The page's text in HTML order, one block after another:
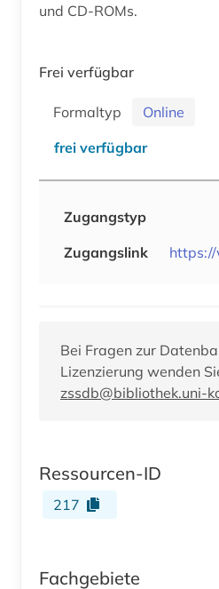
und CD-ROMs.
Frei verfügbar
Formaltyp
Online
frei verfügbar
Zugangstyp
Zugangslink
Bei Fragen zur
Lizenzierung wenden
zssdb@bibliothek.uni-
Ressourcen-ID
217
Fachgebiete